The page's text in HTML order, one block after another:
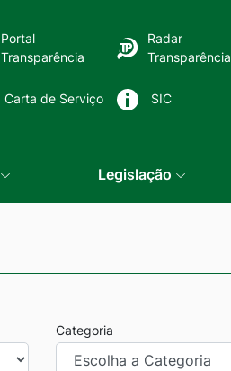
Portal
Transparência
Radar
Transparência
Carta de Serviço SIC
Legislação
Categoria